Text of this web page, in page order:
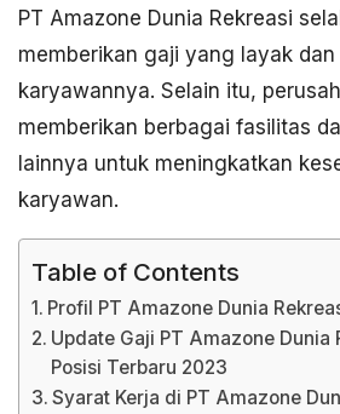
PT Amazone Dunia Rekreasi
memberikan gaji yang layak
karyawannya. Selain itu,
memberikan berbagai fasilitas
lainnya untuk meningkatkan
karyawan.
Table of Contents
Profil PT Amazone Dunia
Update Gaji PT Amazone Dunia
Posisi Terbaru 2023
Syarat Kerja di PT Amazone